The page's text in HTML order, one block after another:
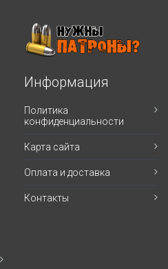
Информация
Политика
конфиденциальности
Карта сайта
Оплата и доставка
Контакты